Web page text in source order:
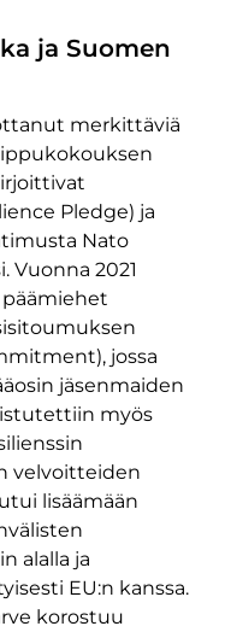
ja Suomen
merkittäviä
Pledge) ja
Nato
Vuonna 2021
jossa
jäsenmaiden
myös
velvoitteiden
lisäämään
alalla ja
EU:n kanssa.
korostuu